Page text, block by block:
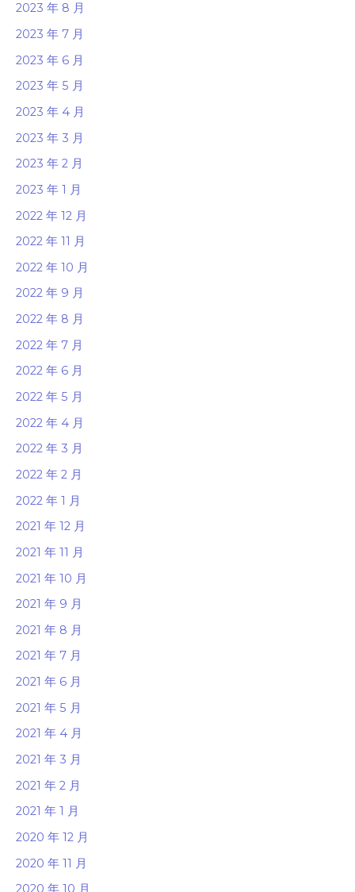
2023 年 8 月
2023 年 7 月
2023 年 6 月
2023 年 5 月
2023 年 4 月
2023 年 3 月
2023 年 2 月
2023 年 1 月
2022 年 12 月
2022 年 11 月
2022 年 10 月
2022 年 9 月
2022 年 8 月
2022 年 7 月
2022 年 6 月
2022 年 5 月
2022 年 4 月
2022 年 3 月
2022 年 2 月
2022 年 1 月
2021 年 12 月
2021 年 11 月
2021 年 10 月
2021 年 9 月
2021 年 8 月
2021 年 7 月
2021 年 6 月
2021 年 5 月
2021 年 4 月
2021 年 3 月
2021 年 2 月
2021 年 1 月
2020 年 12 月
2020 年 11 月
2020 年 10 月